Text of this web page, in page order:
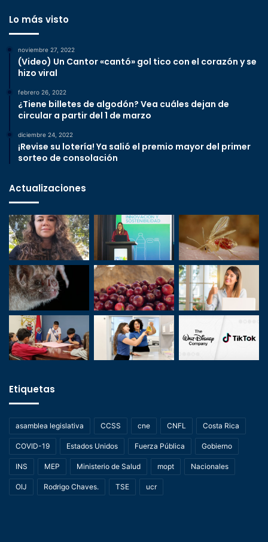
Lo más visto
noviembre 27, 2022
(Video) Un Cantor «cantó» gol tico con el corazón y se
hizo viral
febrero 26, 2022
¿Tiene billetes de algodón? Vea cuáles dejan de
circular a partir del 1 de marzo
diciembre 24, 2022
¡Revise su lotería! Ya salió el premio mayor del primer
sorteo de consolación
Actualizaciones
Etiquetas
asamblea legislativa CCSS cne CNFL Costa Rica
COVID-19 Estados Unidos Fuerza Pública Gobierno
INS MEP Ministerio de Salud mopt Nacionales
OIJ Rodrigo Chaves. TSE ucr